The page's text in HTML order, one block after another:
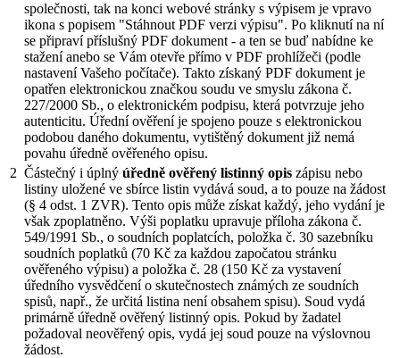
společnosti, tak na konci webové stránky s výpisem je vpravo
ikona s popisem "Stáhnout PDF verzi výpisu". Po kliknutí na ní
se připraví příslušný PDF dokument - a ten se buď nabídne ke
stažení anebo se Vám otevře přímo v PDF prohlížeči (podle
nastavení Vašeho počítače). Takto získaný PDF dokument je
opatřen elektronickou značkou soudu ve smyslu zákona č.
227/2000 Sb., o elektronickém podpisu, která potvrzuje jeho
autenticitu. Úřední ověření je spojeno pouze s elektronickou
podobou daného dokumentu, vytištěný dokument již nemá
povahu úředně ověřeného opisu.
2 Částečný i úplný úředně ověřený listinný opis zápisu nebo
listiny uložené ve sbírce listin vydává soud, a to pouze na žádost
(§ 4 odst. 1 ZVR). Tento opis může získat každý, jeho vydání je
však zpoplatněno. Výši poplatku upravuje příloha zákona č.
549/1991 Sb., o soudních poplatcích, položka č. 30 sazebníku
soudních poplatků (70 Kč za každou započatou stránku
ověřeného výpisu) a položka č. 28 (150 Kč za vystavení
úředního vysvědčení o skutečnostech známých ze soudních
spisů, např., že určitá listina není obsahem spisu). Soud vydá
primárně úředně ověřený listinný opis. Pokud by žadatel
požadoval neověřený opis, vydá jej soud pouze na výslovnou
žádost.